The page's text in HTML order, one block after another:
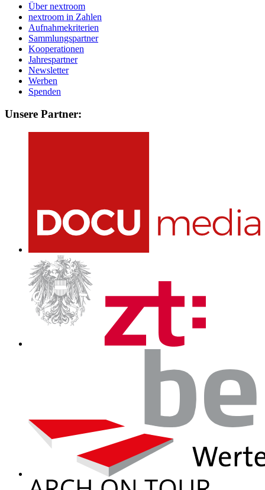
Über nextroom
nextroom in Zahlen
Aufnahmekriterien
Sammlungspartner
Kooperationen
Jahrespartner
Newsletter
Werben
Spenden
Unsere Partner: